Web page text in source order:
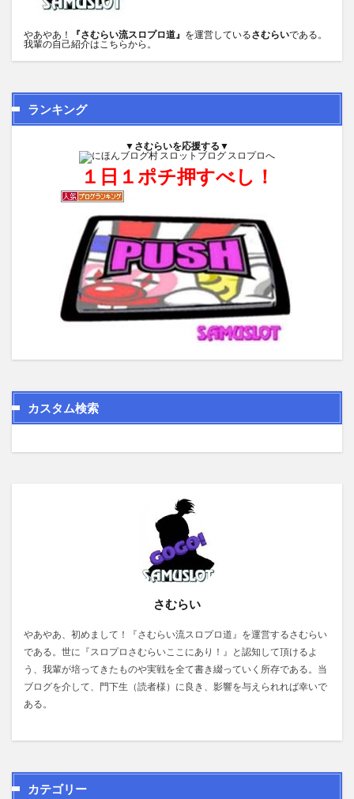
やあやあ！ 『さむらい流スロプロ道』 を運営しているさむらいである。
我輩の自己紹介はこちらから。
ランキング
▼さむらいを応援する▼
１日１ポチ押すべし！
カスタム検索
さむらい
やあやあ、初めまして！『さむらい流スロプロ道』を運営するさむらい
である。世に『スロプロさむらいここにあり！』と認知して頂けるよ
う、我輩が培ってきたものや実戦を全て書き綴っていく所存である。当
ブログを介して、門下生（読者様）に良き、影響を与えられれば幸いで
ある。
カテゴリー